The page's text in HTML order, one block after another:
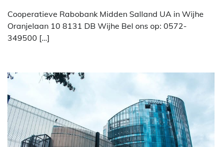
Cooperatieve Rabobank Midden Salland UA in Wijhe
Oranjelaan 10 8131 DB Wijhe Bel ons op: 0572-
349500 […]